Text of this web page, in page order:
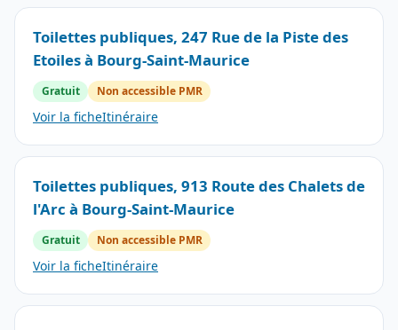
Toilettes publiques, 247 Rue de la Piste des
Etoiles à Bourg-Saint-Maurice
Gratuit Non accessible PMR
Voir la ficheItinéraire
Toilettes publiques, 913 Route des Chalets de
l'Arc à Bourg-Saint-Maurice
Gratuit Non accessible PMR
Voir la ficheItinéraire